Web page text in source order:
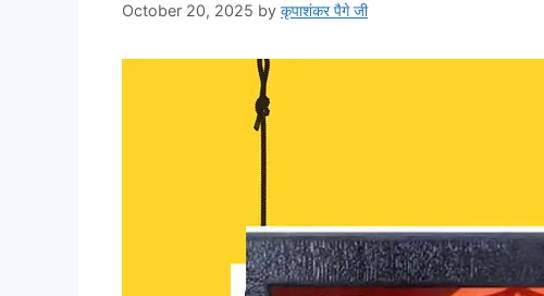
October 20, 2025 by कृपाशंकर पैगे जी